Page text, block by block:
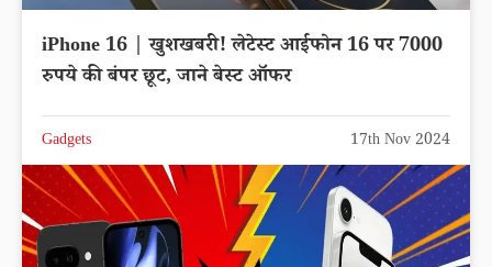
iPhone 16 | खुशखबरी! लेटेस्ट आईफोन 16 पर 7000
रुपये की बंपर छूट, जाने बेस्ट ऑफर
Gadgets 17th Nov 2024